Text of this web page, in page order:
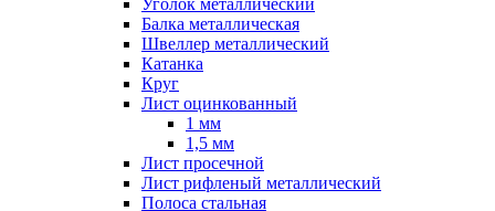
Уголок металлический
Балка металлическая
Швеллер металлический
Катанка
Круг
Лист оцинкованный
1 мм
1,5 мм
Лист просечной
Лист рифленый металлический
Полоса стальная